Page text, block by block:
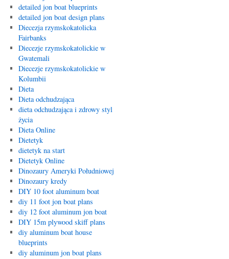
detailed jon boat blueprints
detailed jon boat design plans
Diecezja rzymskokatolicka
Fairbanks
Diecezje rzymskokatolickie w
Gwatemali
Diecezje rzymskokatolickie w
Kolumbii
Dieta
Dieta odchudzająca
dieta odchudzająca i zdrowy styl
życia
Dieta Online
Dietetyk
dietetyk na start
Dietetyk Online
Dinozaury Ameryki Południowej
Dinozaury kredy
DIY 10 foot aluminum boat
diy 11 foot jon boat plans
diy 12 foot aluminum jon boat
DIY 15m plywood skiff plans
diy aluminum boat house
blueprints
diy aluminum jon boat plans